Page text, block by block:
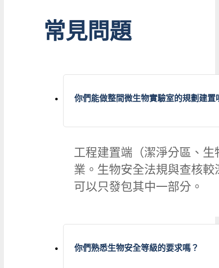
常見問題
你們能做整間微生物實驗室的規劃建置
工程建置端（潔淨分區、
業。生物安全法規與查核
可以只發包其中一部分。
你們熟悉生物安全等級的要求嗎？